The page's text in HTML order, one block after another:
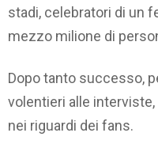
stadi, celebratori di un
mezzo milione di
Dopo tanto successo,
volentieri alle
nei riguardi dei fans.